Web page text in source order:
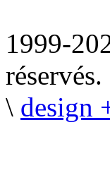
1999-
réservés.
\ design